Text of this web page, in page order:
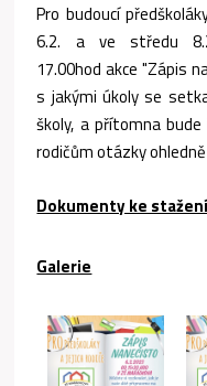
Pro budoucí
6.2. a ve středu
17.00hod akce "Zápis
s jakými úkoly se
školy, a přítomna
rodičům otázky
Dokumenty ke
Galerie